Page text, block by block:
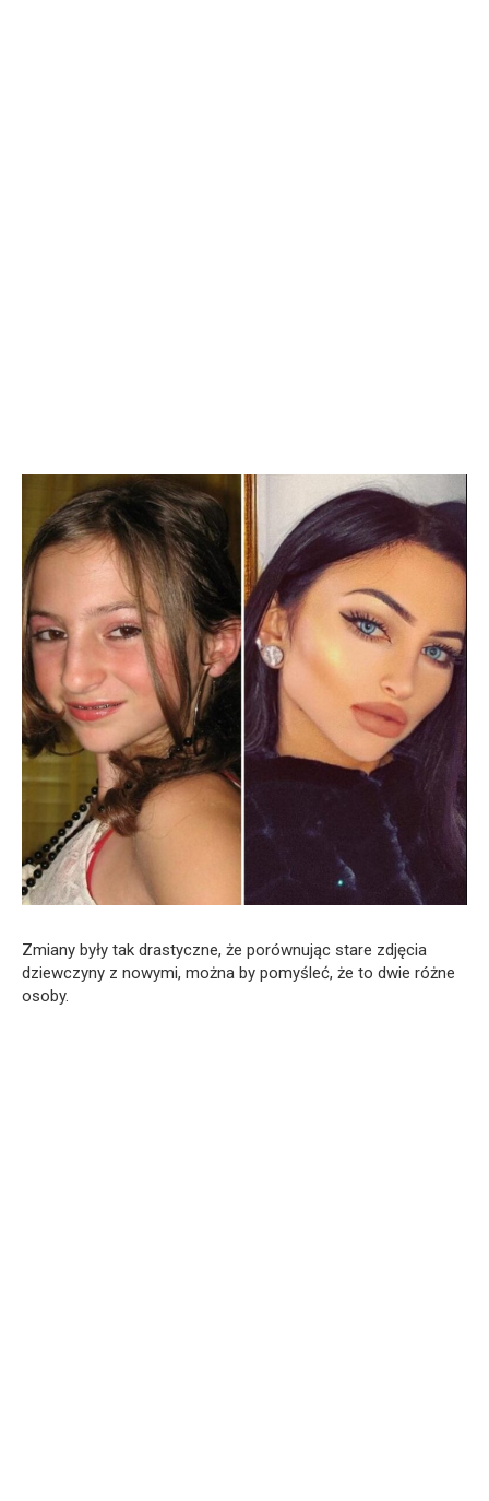
Zmiany były tak drastyczne, że porównując stare zdjęcia
dziewczyny z nowymi, można by pomyśleć, że to dwie różne
osoby.